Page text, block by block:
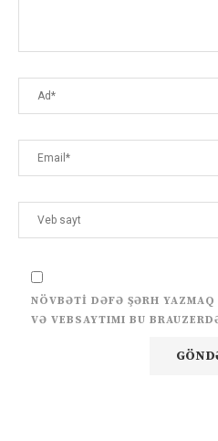
NÖVBƏTI DƏFƏ ŞƏRH
VƏ VEBSAYTIMI BU